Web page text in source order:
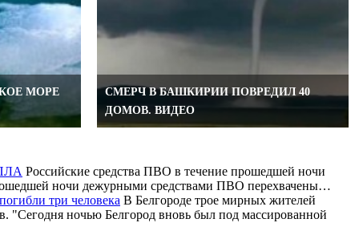
МОРЕ
СМЕРЧ В БАШКИРИИ ПОВРЕДИЛ 40
ДОМОВ. ВИДЕО
Российские средства ПВО в течение прошедшей ночи
ночи дежурными средствами ПВО перехвачены…
три человека В Белгороде трое мирных жителей
"Сегодня ночью Белгород вновь был под массированной